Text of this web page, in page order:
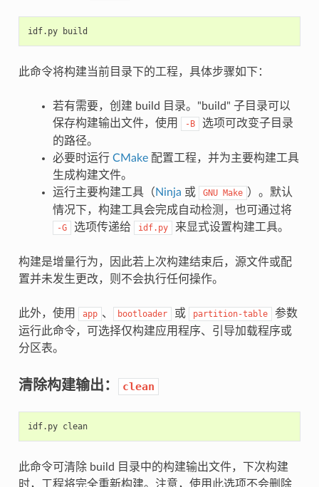
idf.py
此命令将构建当前目录下的工程，具体步骤如下：
若有需要，创建 build 目录。"build" 子目录可以
保存构建输出文件，使用
-B
选项可改变子目录
的路径。
必要时运行 CMake配置工程，并为主要构建工具
生成构建文件。
运行主要构建工具（ Ninja 或 GNU Make ）。默认
情况下，构建工具会完成自动检测，也可通过将
-G 选项传递给 idf.py 来显式设置构建工具。
构建是增量行为，因此若上次构建结束后，源文件或配
置并未发生更改，则不会执行任何操作。
此外，使用 app 、 bootloader 或 partition-table
参数
运行此命令，可选择仅构建应用程序、引导加载程序或
分区表。
清除构建输出： clean
idf.py clean
此命令可清除 build 目录中的构建输出文件，下次构建
时，工程将完全重新构建。注意，使用此选项不会删除